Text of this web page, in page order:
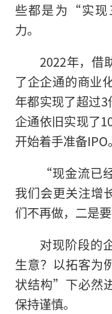
些都是为“实
力。
2022年，借
了企企通的商业
年都实现了超过
企通依旧实现了
开始着手准备IPO。
“现金流已
我们会更关注增
们不再做，二是
对现阶段的
生意？以拓客为
状结构”下必然
保持谨慎。